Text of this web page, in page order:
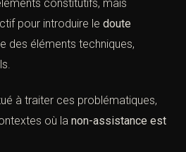
constitutifs, mais
pour introduire le doute
des éléments techniques,
à traiter ces problématiques,
où la non-assistance est